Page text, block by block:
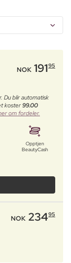
NOK 19195
Du blir automatisk
koster99.00
om fordeler.
Opptjen
BeautyCash
NOK 23495